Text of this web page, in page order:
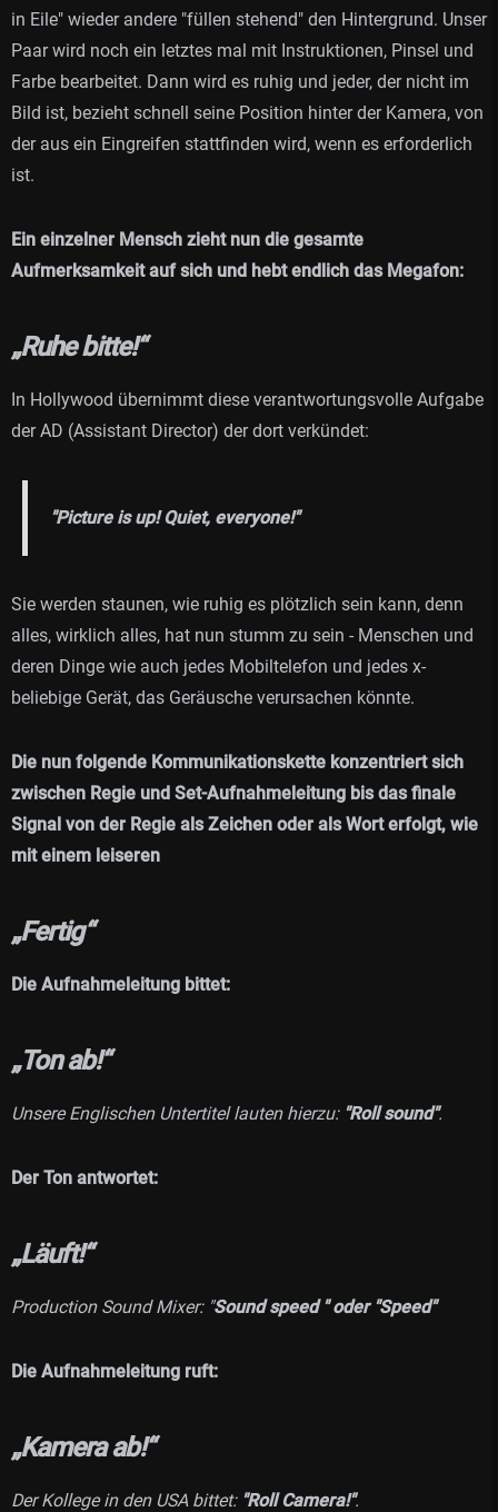
in Eile" wieder andere "füllen stehend" den Hintergrund. Unser
Paar wird noch ein letztes mal mit Instruktionen, Pinsel und
Farbe bearbeitet. Dann wird es ruhig und jeder, der nicht im
Bild ist, bezieht schnell seine Position hinter der Kamera, von
der aus ein Eingreifen stattfinden wird, wenn es erforderlich
ist.
Ein einzelner Mensch zieht nun die gesamte
Aufmerksamkeit auf sich und hebt endlich das Megafon:
„Ruhe bitte!“
In Hollywood übernimmt diese verantwortungsvolle Aufgabe
der AD (Assistant Director) der dort verkündet:
"Picture is up! Quiet, everyone!"
Sie werden staunen, wie ruhig es plötzlich sein kann, denn
alles, wirklich alles, hat nun stumm zu sein - Menschen und
deren Dinge wie auch jedes Mobiltelefon und jedes x-
beliebige Gerät, das Geräusche verursachen könnte.
Die nun folgende Kommunikationskette konzentriert sich
zwischen Regie und Set-Aufnahmeleitung bis das finale
Signal von der Regie als Zeichen oder als Wort erfolgt, wie
mit einem leiseren
„Fertig“
Die Aufnahmeleitung bittet:
„Ton ab!“
Unsere Englischen Untertitel lauten hierzu: "Roll sound".
Der Ton antwortet:
„Läuft!“
Production Sound Mixer: "Sound speed " oder "Speed"
Die Aufnahmeleitung ruft:
„Kamera ab!“
Der Kollege in den USA bittet: "Roll Camera!".